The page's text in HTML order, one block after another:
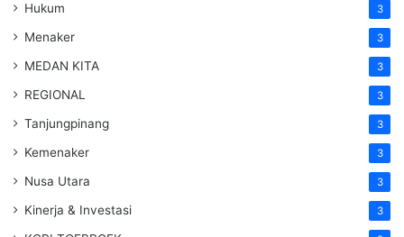
Hukum 3
Menaker 3
MEDAN KITA 3
REGIONAL 3
Tanjungpinang 3
Kemenaker 3
Nusa Utara 3
Kinerja & Investasi 3